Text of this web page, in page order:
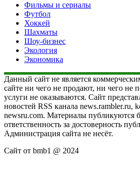
Фильмы и сериалы
Футбол
Хоккей
Шахматы
Шоу-бизнес
Экология
Экономика
Данный сайт не является
сайте ни чего не продают, ни чего не
услуги не оказываются. Сайт
новостей RSS канала news.rambler.ru,
newsru.com. Материалы публикуются
ответственность за достоверность
Администрация сайта не несёт.
Сайт от bmb1 @ 2024